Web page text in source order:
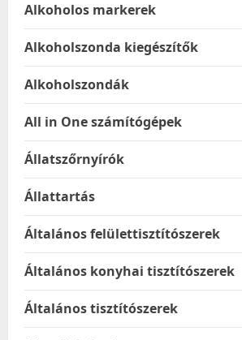
Alkoholos markerek
Alkoholszonda kiegészítők
Alkoholszondák
All in One számítógépek
Állatszőrnyírók
Állattartás
Általános felülettisztítószerek
Általános konyhai tisztítószerek
Általános tisztítószerek